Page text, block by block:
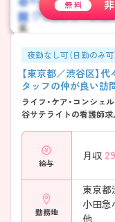
夜勤なし可（日勤のみ可
【東京都／渋谷区】
タッフの仲が良い訪
ライフ・ケア・コンシ
谷サテライトの看護師
給与
月収
勤務地
東京都
小田急
他